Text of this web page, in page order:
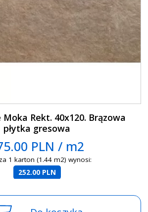
Rekt. 40x120. Brązowa
płytka gresowa
PLN / m2
1 karton (1.44 m2) wynosi:
252.00 PLN